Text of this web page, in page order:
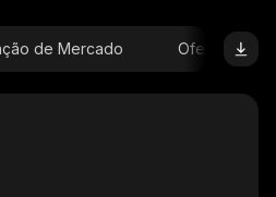
de Mercado Oferta